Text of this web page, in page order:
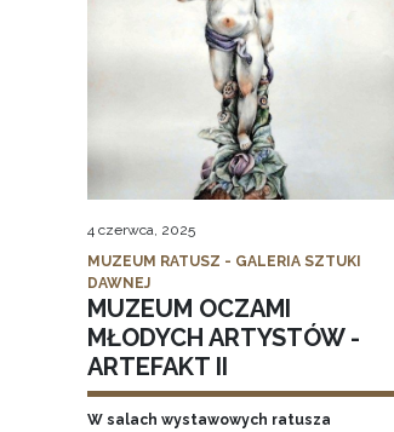
4 czerwca, 2025
MUZEUM RATUSZ - GALERIA SZTUKI
DAWNEJ
MUZEUM OCZAMI
MŁODYCH ARTYSTÓW -
ARTEFAKT II
W salach wystawowych ratusza